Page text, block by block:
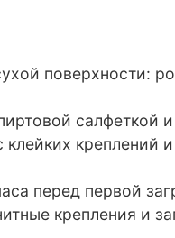
поверхности:
салфеткой
креплений
перед первой
крепления и